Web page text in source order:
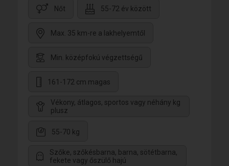
Nőt 55-72 év között
Max. 35 km-re a lakhelyemtől
Min. középfokú végzettségű
161-172 cm magas
Vékony, átlagos, sportos vagy néhány kg
plusz
55-70 kg
Szőke, szőkésbarna, barna, sötétbarna,
fekete vagy őszülő hajú